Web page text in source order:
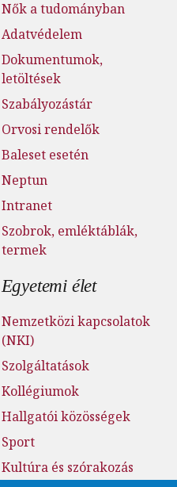
Nők a tudományban
Adatvédelem
Dokumentumok,
letöltések
Szabályozástár
Orvosi rendelők
Baleset esetén
Neptun
Intranet
Szobrok, emléktáblák,
termek
Egyetemi élet
Nemzetközi kapcsolatok
(NKI)
Szolgáltatások
Kollégiumok
Hallgatói közösségek
Sport
Kultúra és szórakozás